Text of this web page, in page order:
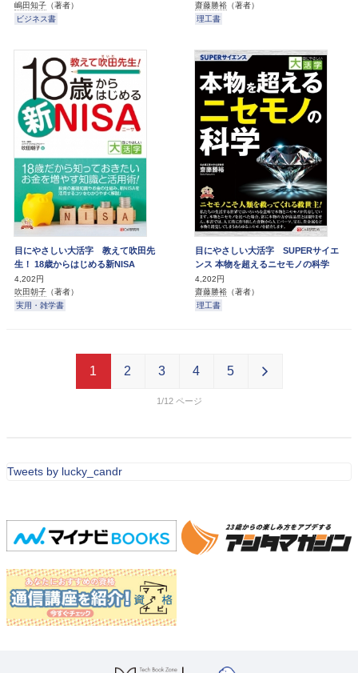
嶋田知子 （著者）
ビジネス書
齋藤勝裕 （著者）
理工書
目にやさしい大活字 教えて吹田先
生！ 18歳からはじめる新NISA
4,202円
吹田朝子 （著者）
実用・雑学書
目にやさしい大活字 SUPERサイエ
ンス 本物を超えるニセモノの科学
4,202円
齋藤勝裕 （著者）
理工書
1/12
1 2 3 4 5
Tweets by lucky_candr